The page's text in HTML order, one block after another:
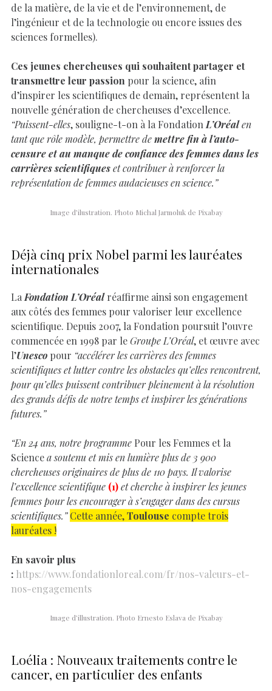
de la matière, de la vie et de l’environnement, de
l’ingénieur et de la technologie ou encore issues des
sciences formelles).
Ces jeunes chercheuses qui souhaitent partager et
transmettre leur passion pour la science, afin
d’inspirer les scientifiques de demain, représentent la
nouvelle génération de chercheuses d’excellence.
“Puissent-elles, souligne-t-on à la Fondation L’Oréalen
tant que rôle modèle, permettre demettre fin à l’auto-
censure et au manque de confiance des femmes dans les
carrières scientifiqueset contribuer à renforcer la
représentation de femmes audacieuses en science.”
Image d’ilustration. Photo Michal Jarmoluk de Pixabay
Déjà cinq prix Nobel parmi les lauréates
internationales
La Fondation L’Oréalréaffirme ainsi son engagement
aux côtés des femmes pour valoriser leur excellence
scientifique. Depuis 2007, la Fondation poursuit l’ouvre
commencée en 1998 par leGroupe L’Oréal, et œuvre avec
l’Unesco pour “accélérer les carrières des femmes
scientifiques et lutter contre les obstacles qu’elles rencontrent,
pour qu’elles puissent contribuer pleinement à la résolution
des grands défis de notre temps et inspirer les générations
futures.”
“En 24 ans, notre programme Pour les Femmes et la
Sciencea soutenu et mis en lumière plus de 3 900
chercheuses originaires de plus de 110 pays. Il valorise
l’excellence scientifique (1)et cherche à inspirer les jeunes
femmes pour les encourager à s’engager dans des cursus
scientifiques.”Cette année,Toulouse compte trois
lauréates !
En savoir plus
: https://www.fondationloreal.com/fr/nos-valeurs-et-
nos-engagements
Image d’illustration. Photo Ernesto Eslava de Pixabay
Loélia : Nouveaux traitements contre le
cancer, en particulier des enfants